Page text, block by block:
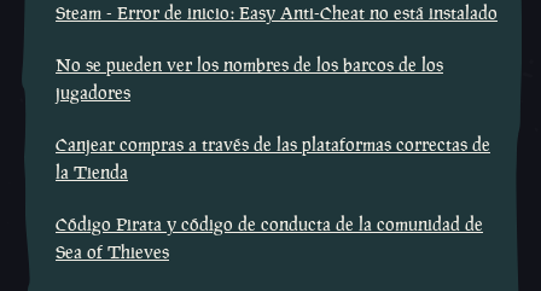
Steam - Error de inicio: Easy Anti-Cheat no está instalado
No se pueden ver los nombres de los barcos de los
jugadores
Canjear compras a través de las plataformas correctas de
la Tienda
Código Pirata y código de conducta de la comunidad de
Sea of Thieves